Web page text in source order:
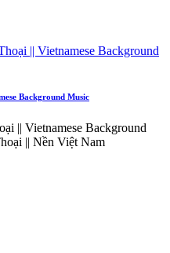
Background Music
|| Vietnamese Background
|| Nền Việt Nam